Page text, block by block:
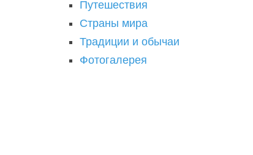
Путешествия
Страны мира
Традиции и обычаи
Фотогалерея